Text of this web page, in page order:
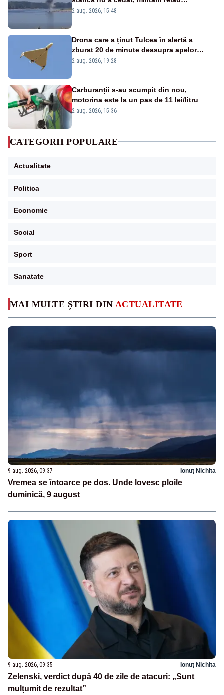
MAI MULTE ȘTIRI DIN ACTUALITATE
9 aug. 2026, 09:37 Ionuț Nichita
Vremea se întoarce pe dos. Unde lovesc ploile
duminică, 9 august
9 aug. 2026, 09:35 Ionuț Nichita
Zelenski, verdict după 40 de zile de atacuri: „Sunt
mulțumit de rezultat”
detonările luni – VIDEO
2 aug. 2026, 15:48
Drona care a ținut Tulcea în alertă a
zburat 20 de minute deasupra apelor
României. Au fost ridicate două F-16
2 aug. 2026, 19:28
Carburanții s-au scumpit din nou,
motorina este la un pas de 11 lei/litru
2 aug. 2026, 15:36
CATEGORII POPULARE
Actualitate
Politica
Economie
Social
Sport
Sanatate